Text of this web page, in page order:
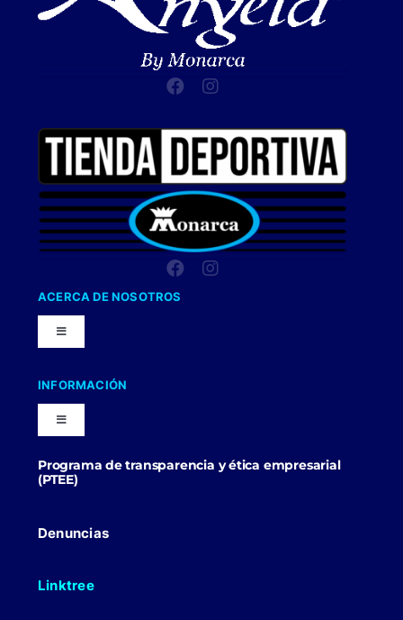
ACERCA DE NOSOTROS
Toggle
Navigation
Nuestra Compañia
Trabaja con nosotros
INFORMACIÓN
Toggle
Navigation
Blog
Politicas Comerciales
Programa de transparencia y ética empresarial
(PTEE)
Denuncias
Linktree